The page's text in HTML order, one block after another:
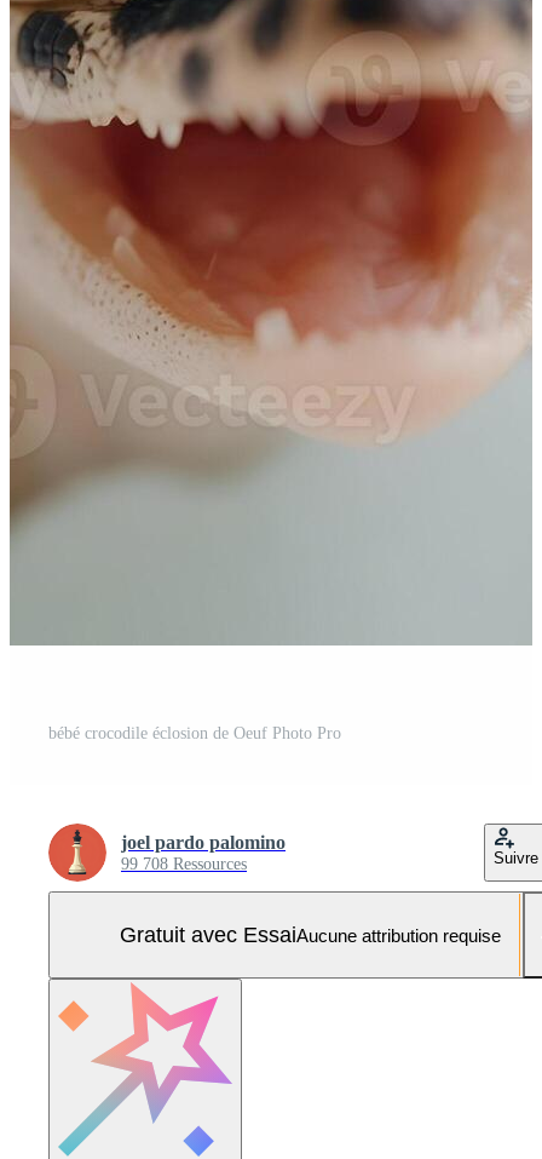
bébé crocodile éclosion de Oeuf Photo Pro
joel pardo palomino
99 708 Ressources Suivre
Gratuit avec EssaiAucune attribution requise